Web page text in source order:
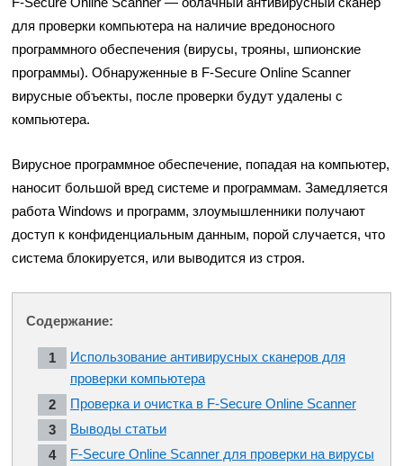
для проверки компьютера на наличие вредоносного
программного обеспечения (вирусы, трояны, шпионские
программы). Обнаруженные в F-Secure Online Scanner
вирусные объекты, после проверки будут удалены с
компьютера.
Вирусное программное обеспечение, попадая на компьютер,
наносит большой вред системе и программам. Замедляется
работа Windows и программ, злоумышленники получают
доступ к конфиденциальным данным, порой случается, что
система блокируется, или выводится из строя.
Содержание:
Использование антивирусных сканеров для
проверки компьютера
Проверка и очистка в F-Secure Online Scanner
Выводы статьи
F-Secure Online Scanner для проверки на вирусы